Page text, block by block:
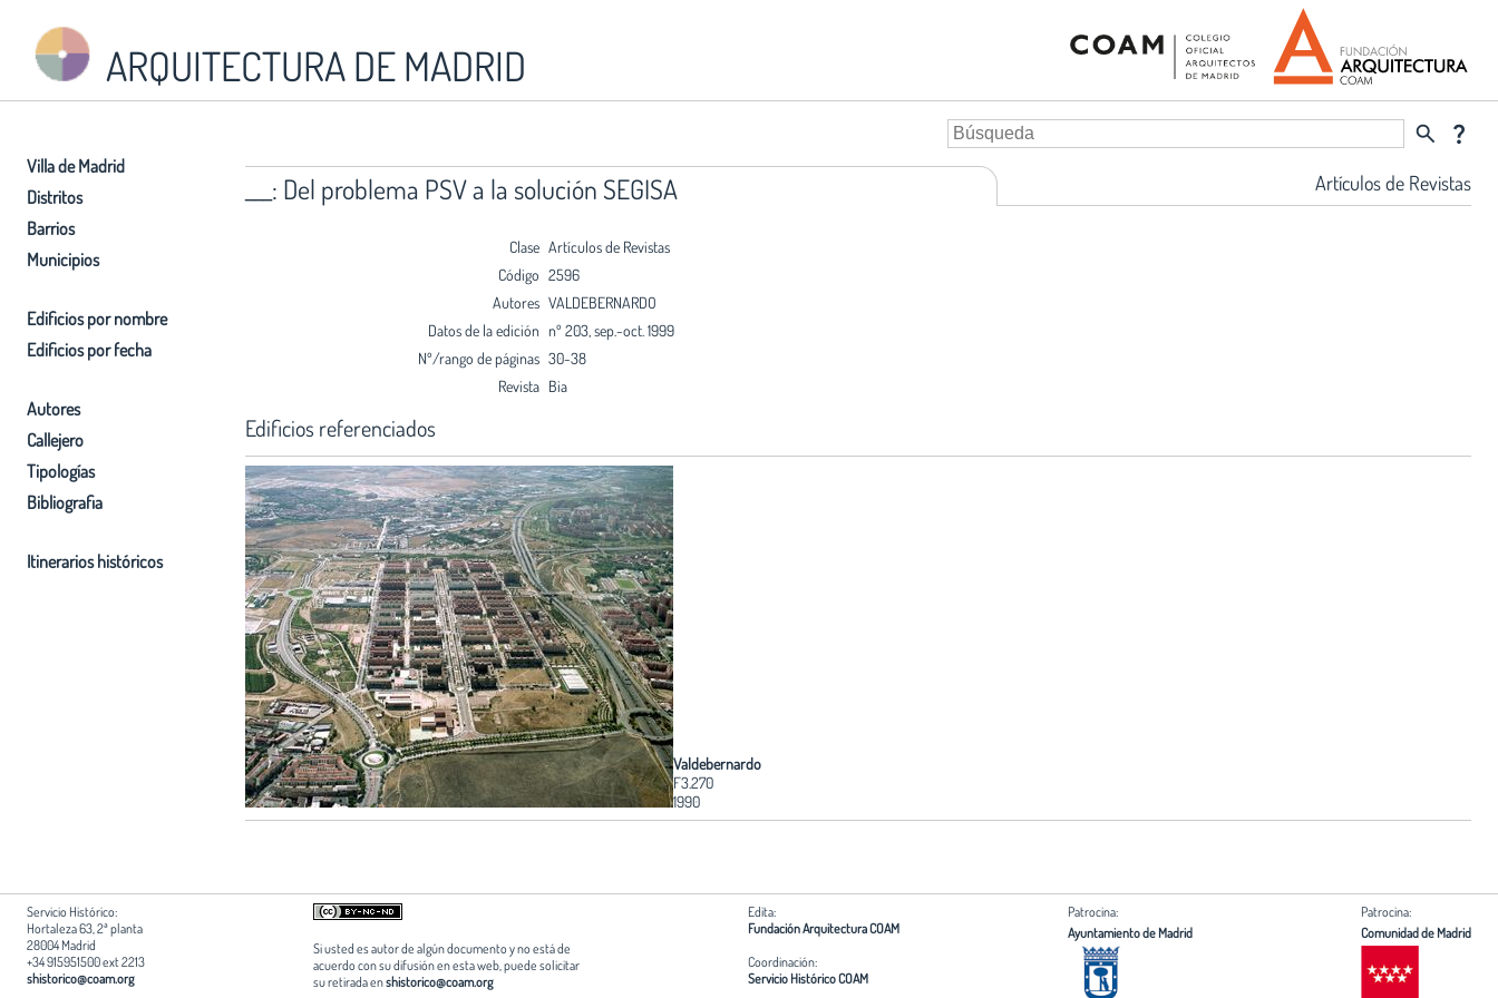
ARQUITECTURA DE MADRID
Villa de Madrid
Distritos
Barrios
Municipios
Edificios por nombre
Edificios por fecha
Autores
Callejero
Tipologías
Bibliografia
Itinerarios históricos
search question_mark
___: Del problema PSV a la solución SEGISA Artículos de Revistas
Clase Artículos de Revistas
Código 2596
Autores VALDEBERNARDO
Datos de la edición nº 203, sep.-oct. 1999
Nº/rango de páginas 30-38
Revista Bia
Edificios referenciados
Valdebernardo
F3.270
1990
Servicio Histórico:
Hortaleza 63, 2ª planta
28004 Madrid
+34 915951500 ext 2213
shistorico@coam.org
Si usted es autor de algún documento y no está de
acuerdo con su difusión en esta web, puede solicitar
su retirada enshistorico@coam.org
Edita:
Fundación Arquitectura COAM
Coordinación:
Servicio Histórico COAM
Patrocina:
Ayuntamiento de Madrid
Patrocina:
Comunidad de Madrid